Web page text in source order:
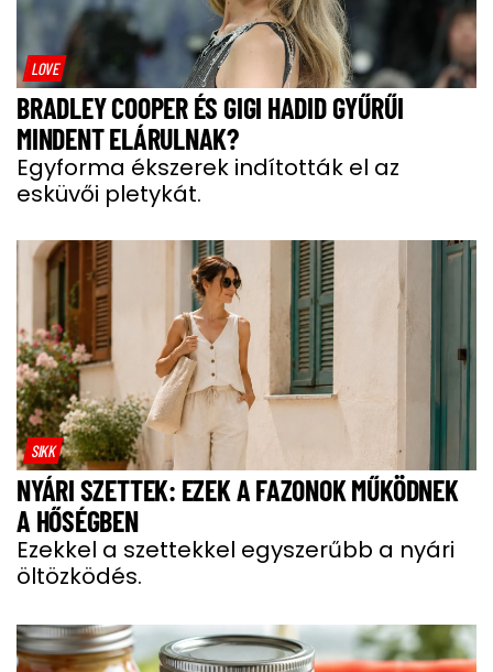
LOVE
BRADLEY COOPER ÉS GIGI HADID GYŰRŰI
MINDENT ELÁRULNAK?
Egyforma ékszerek indították el az
esküvői pletykát.
SIKK
NYÁRI SZETTEK: EZEK A FAZONOK MŰKÖDNEK
A HŐSÉGBEN
Ezekkel a szettekkel egyszerűbb a nyári
öltözködés.